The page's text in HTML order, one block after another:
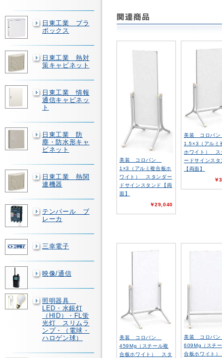
日東工業 プラ
ボックス
日東工業 熱対
策キャビネット
日東工業 情報
通信キャビネッ
ト
日東工業 防
塵・防水形キャ
ビネット
日東工業 熱関
連機器
テンパール ブ
レーカ
三幸電子
映像/通信
照明器具
LED・水銀灯
（HID）・FL蛍
光灯 スリムラ
ンプ・（電球・
ハロゲン球）
美装 コロバン
1×3（アルミ複合板ホ
ワイト） スタンダー
ドサインスタンド【両
面】
￥29,040
美装 コロバ
1.5×3（アルミ
ホワイト） ス
ードサインスタ
【両面】
￥
美装 コロバン
459Mg（スチール複
合板ホワイト） スタ
美装 コロバ
609Mg（スチ
合板ホワイト